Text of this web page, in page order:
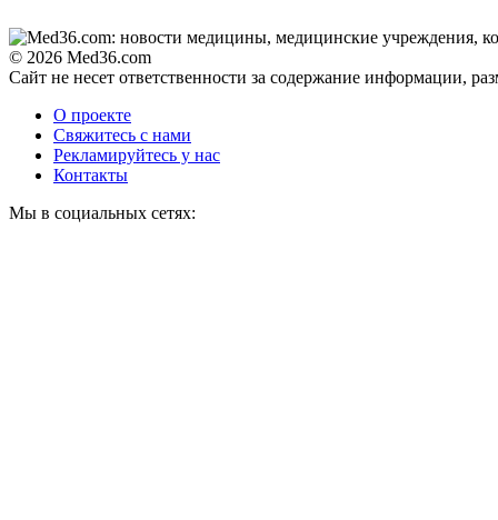
© 2026 Med36.com
Сайт не несет ответственности за содержание информации,
О проекте
Свяжитесь с нами
Рекламируйтесь у нас
Контакты
Мы в социальных сетях: